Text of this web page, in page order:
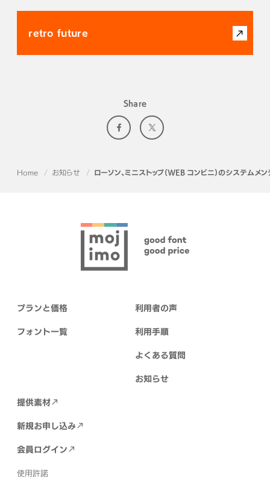
retro future
Share
Home お知らせ ローソン、ミニストップ（WEB コンビニ）のシステムメ
プランと価格
フォント一覧
利用者の声
利用手順
よくある質問
お知らせ
提供素材
新規お申し込み
会員ログイン
使用許諾